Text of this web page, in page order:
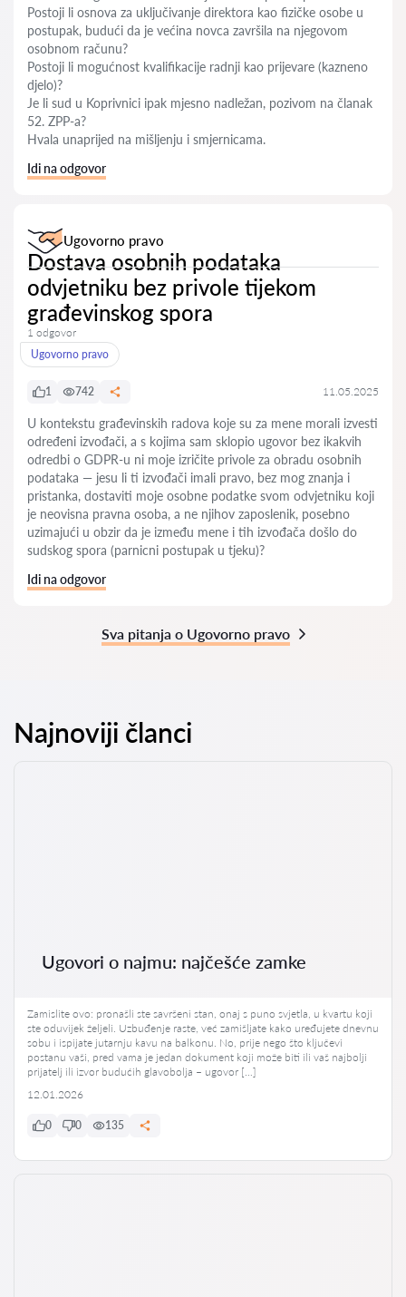
Postoji li osnova za uključivanje direktora kao fizičke osobe u
postupak, budući da je većina novca završila na njegovom
osobnom računu?
Postoji li mogućnost kvalifikacije radnji kao prijevare (kazneno
djelo)?
Je li sud u Koprivnici ipak mjesno nadležan, pozivom na članak
52. ZPP-a?
Hvala unaprijed na mišljenju i smjernicama.
Idi na odgovor
Ugovorno pravo
Dostava osobnih podataka
odvjetniku bez privole tijekom
građevinskog spora
1 odgovor
Ugovorno pravo
1 742 11.05.2025
U kontekstu građevinskih radova koje su za mene morali izvesti
određeni izvođači, a s kojima sam sklopio ugovor bez ikakvih
odredbi o GDPR-u ni moje izričite privole za obradu osobnih
podataka — jesu li ti izvođači imali pravo, bez mog znanja i
pristanka, dostaviti moje osobne podatke svom odvjetniku koji
je neovisna pravna osoba, a ne njihov zaposlenik, posebno
uzimajući u obzir da je između mene i tih izvođača došlo do
sudskog spora (parnicni postupak u tjeku)?
Idi na odgovor
Sva pitanja o Ugovorno pravo
Najnoviji članci
Ugovori o najmu: najčešće zamke
Zamislite ovo: pronašli ste savršeni stan, onaj s puno svjetla, u kvartu koji
ste oduvijek željeli. Uzbuđenje raste, već zamišljate kako uređujete dnevnu
sobu i ispijate jutarnju kavu na balkonu. No, prije nego što ključevi
postanu vaši, pred vama je jedan dokument koji može biti ili vaš najbolji
prijatelj ili izvor budućih glavobolja – ugovor […]
12.01.2026
0 0 135